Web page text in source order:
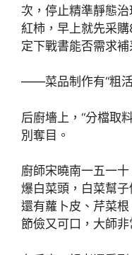
次，停止精準靜態
紅柿，早上就先采
定下戰書能否需求
——菜品制作有“粗活
后廚墻上，“分檔取
別奪目。
廚師宋曉南一五一
爆白菜頭，白菜幫子
還有蘿卜皮、芹菜根
節儉又可口，大師非